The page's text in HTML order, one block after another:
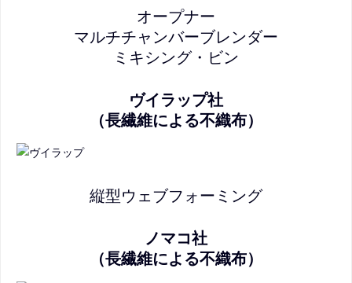
オープナー
マルチチャンバーブレンダー
ミキシング・ビン
ヴイラップ社
（長繊維による不織布）
縦型ウェブフォーミング
ノマコ社
（長繊維による不織布）